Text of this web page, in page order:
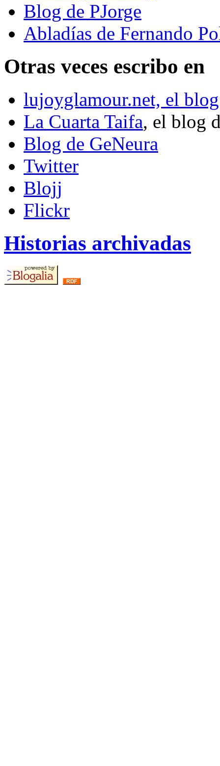
Blog de PJorge
Abladías de Fernando
Otras veces escribo en
lujoyglamour.net, el
La Cuarta Taifa, el blog
Blog de GeNeura
Twitter
Blojj
Flickr
Historias archivadas